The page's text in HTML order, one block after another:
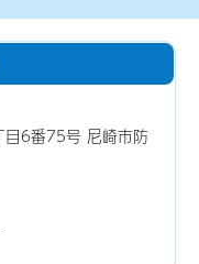
6番75号 尼崎市防